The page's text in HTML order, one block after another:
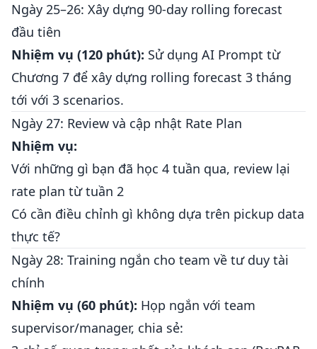
Ngày 25–26: Xây dựng 90-day rolling forecast
đầu tiên
Nhiệm vụ (120 phút): Sử dụng AI Prompt từ
Chương 7 để xây dựng rolling forecast 3 tháng
tới với 3 scenarios.
Ngày 27: Review và cập nhật Rate Plan
Nhiệm vụ:
Với những gì bạn đã học 4 tuần qua, review lại
rate plan từ tuần 2
Có cần điều chỉnh gì không dựa trên pickup data
thực tế?
Ngày 28: Training ngắn cho team về tư duy tài
chính
Nhiệm vụ (60 phút): Họp ngắn với team
supervisor/manager, chia sẻ: